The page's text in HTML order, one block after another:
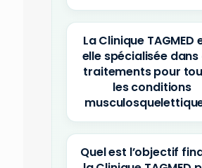
La Clinique TAGMED
elle spécialisée dans
traitements pour
les conditions
Quel est l’objectif